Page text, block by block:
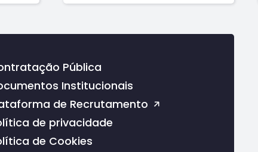
Pública
Institucionais
de Recrutamento
de privacidade
de Cookies